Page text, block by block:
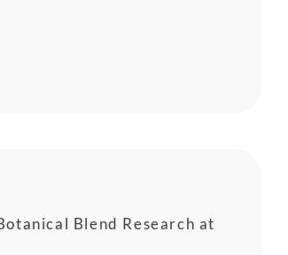
Blend Research at